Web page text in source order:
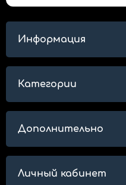
Информация
Категории
Дополнительно
Личный кабинет